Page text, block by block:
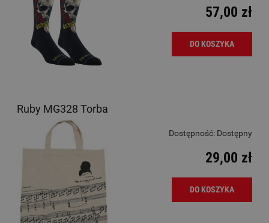
57,00 zł
DO KOSZYKA
Ruby MG328 Torba
Dostępność: Dostępny
29,00 zł
DO KOSZYKA